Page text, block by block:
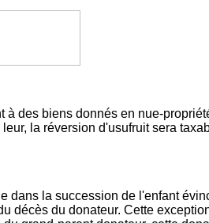
des biens donnés en nue-
la réversion d'usufruit sera
dans la succession de l'enfant
décès du donateur. Cette